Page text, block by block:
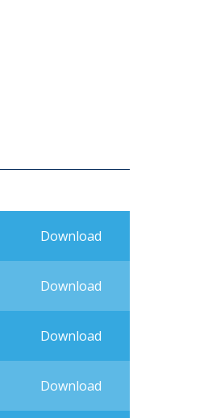
Download
Download
Download
Download